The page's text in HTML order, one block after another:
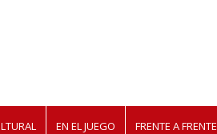
EN EL JUEGO FRENTE A FRENTE